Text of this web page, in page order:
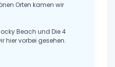
Orten kamen wir
Beach und Die 4
hier vorbei gesehen.